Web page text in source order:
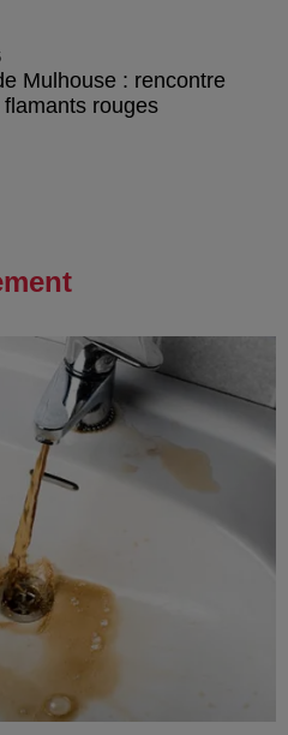
Mulhouse : rencontre
rouges